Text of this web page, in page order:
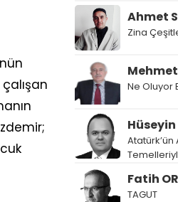
Ahmet
Zina
Mehmet
Ne Oluyor
Hüseyin
Atatürk’ün
Fatih
TAGUT